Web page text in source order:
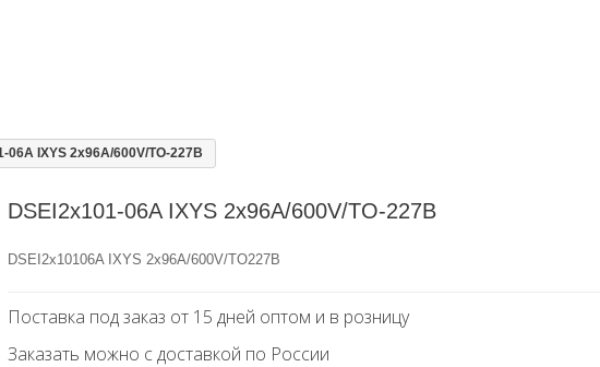
06A IXYS 2x96A/600V/TO-227B
DSEI2x101-06A IXYS 2x96A/600V/TO-227B
DSEI2x10106A IXYS 2x96A/600V/TO227B
Поставка под заказ от 15 дней оптом и в розницу
Заказать можно с доставкой по России